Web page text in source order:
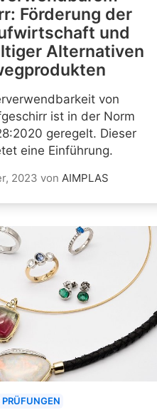
Förderung der
und
Alternativen
von
ist in der Norm
geregelt. Dieser
eine Einführung.
2023 von AIMPLAS